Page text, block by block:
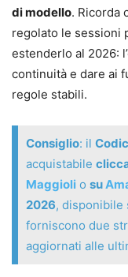
di modello. Ricorda
regolato le sessioni
estenderlo al 2026:
continuità e dare ai
regole stabili.
Consiglio: il
acquistabile
Maggioli o su
2026, disponibile
forniscono due
aggiornati alle